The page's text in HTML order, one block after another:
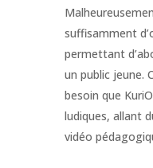
suffisamment
permettant
un public jeune.
besoin que
ludiques, allant
vidéo